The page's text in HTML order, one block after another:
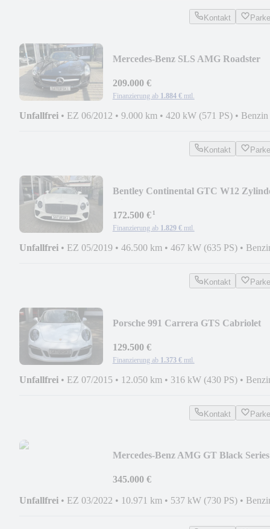
Kontakt
Mercedes-Benz SLS AMG Roadster
209.000 €
Finanzierung ab 1.884 € mtl.
Unfallfrei • EZ 06/2012 • 9.000 km • 420 kW (571 PS) • Benzin
Kontakt
Bentley Continental GTC W12
172.500 €¹
Finanzierung ab 1.829 € mtl.
Unfallfrei • EZ 05/2019 • 46.500 km • 467 kW (635 PS) •
Kontakt
Porsche 991 Carrera GTS Cabriolet
129.500 €
Finanzierung ab 1.373 € mtl.
Unfallfrei • EZ 07/2015 • 12.050 km • 316 kW (430 PS) •
Kontakt
Mercedes-Benz AMG GT Black Series
345.000 €
Unfallfrei • EZ 03/2022 • 10.971 km • 537 kW (730 PS) •